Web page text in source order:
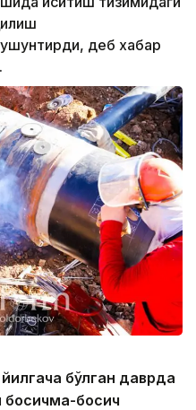
деб хабар
бўлган даврда
босқич